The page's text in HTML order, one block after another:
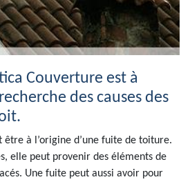
Couverture est à
des causes des
être à l’origine d’une fuite de toiture.
elle peut provenir des éléments de
Une fuite peut aussi avoir pour